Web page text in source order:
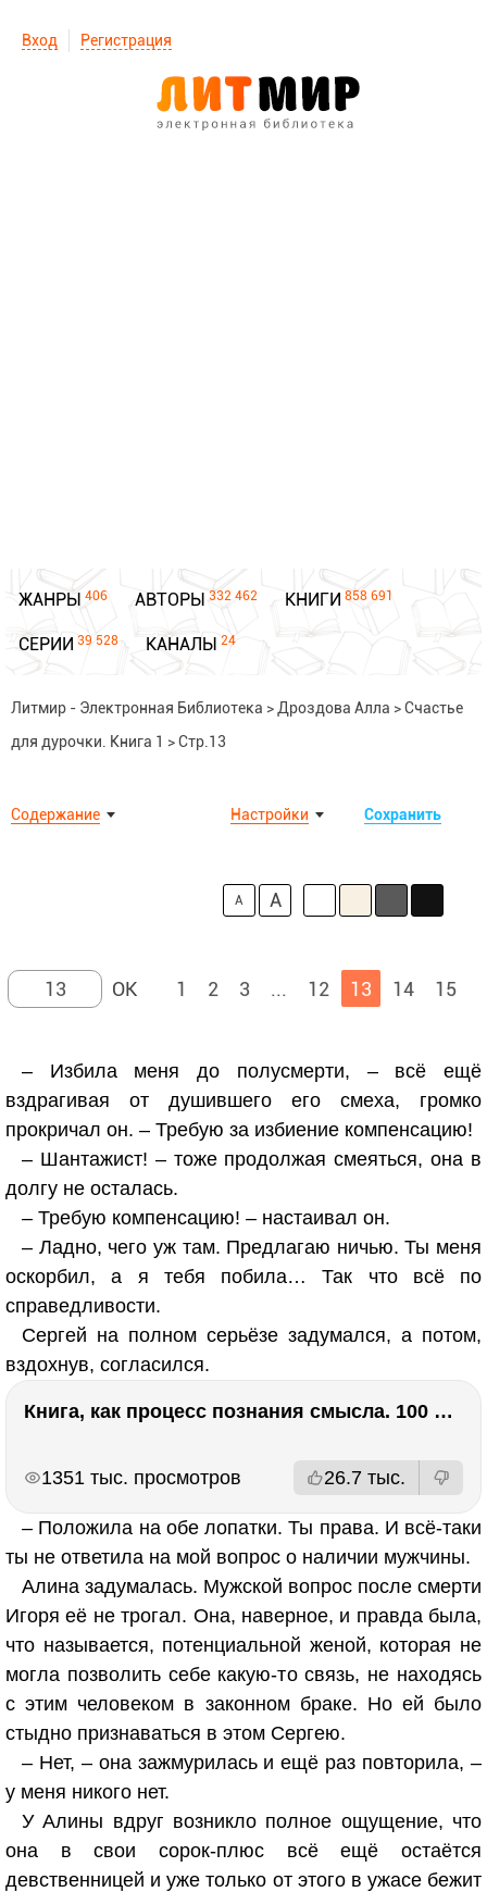
Вход Регистрация
ЖАНРЫ 406 АВТОРЫ 332 462 КНИГИ 858 691
СЕРИИ 39 528 КАНАЛЫ 24
Литмир - Электронная Библиотека > Дроздова Алла >Счастье
для дурочки. Книга 1 >Стр.13
Содержание Сохранить
Настройки
A A
1 2 3 ... 12 13 14 15
– Избила меня до полусмерти, – всё ещё
вздрагивая от душившего его смеха, громко
прокричал он. – Требую за избиение компенсацию!
– Шантажист! – тоже продолжая смеяться, она в
долгу не осталась.
– Требую компенсацию! – настаивал он.
– Ладно, чего уж там. Предлагаю ничью. Ты меня
оскорбил, а я тебя побила… Так что всё по
справедливости.
Сергей на полном серьёзе задумался, а потом,
вздохнув, согласился.
Книга, как процесс познания смысла. 100 великих книг: напутствие для читателя. Евгений Жаринов
1351 тыс. просмотров 26.7 тыс.
– Положила на обе лопатки. Ты права. И всё-таки
ты не ответила на мой вопрос о наличии мужчины.
Алина задумалась. Мужской вопрос после смерти
Игоря её не трогал. Она, наверное, и правда была,
что называется, потенциальной женой, которая не
могла позволить себе какую-то связь, не находясь
с этим человеком в законном браке. Но ей было
стыдно признаваться в этом Сергею.
– Нет, – она зажмурилась и ещё раз повторила, –
у меня никого нет.
У Алины вдруг возникло полное ощущение, что
она в свои сорок-плюс всё ещё остаётся
девственницей и уже только от этого в ужасе бежит